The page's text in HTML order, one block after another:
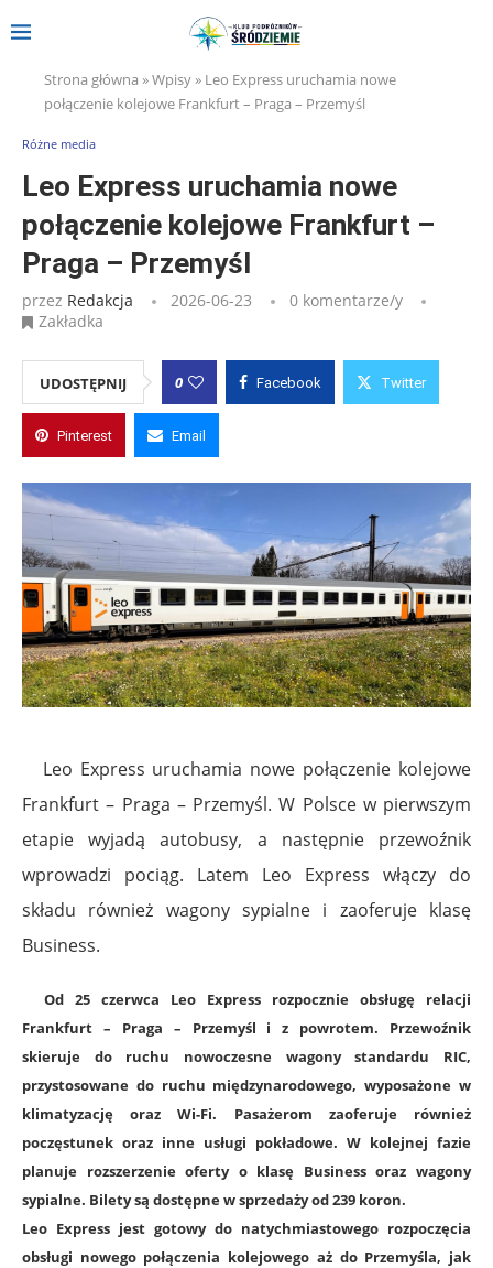
Strona główna »Wpisy» Leo Express uruchamia nowe
połączenie kolejowe Frankfurt – Praga – Przemyśl
Różne media
Leo Express uruchamia nowe
połączenie kolejowe Frankfurt –
Praga – Przemyśl
przez Redakcja 2026-06-23
0 komentarze/y
Zakładka
UDOSTĘPNIJ 0 Facebook Twitter
Pinterest Email
Leo Express uruchamia nowe połączenie kolejowe
Frankfurt – Praga – Przemyśl. W Polsce w pierwszym
etapie wyjadą autobusy, a następnie przewoźnik
wprowadzi pociąg. Latem Leo Express włączy do
składu również wagony sypialne i zaoferuje klasę
Business.
Od 25 czerwca Leo Express rozpocznie obsługę relacji
Frankfurt – Praga – Przemyśl i z powrotem. Przewoźnik
skieruje do ruchu nowoczesne wagony standardu RIC,
przystosowane do ruchu międzynarodowego, wyposażone w
klimatyzację oraz Wi-Fi. Pasażerom zaoferuje również
poczęstunek oraz inne usługi pokładowe. W kolejnej fazie
planuje rozszerzenie oferty o klasę Business oraz wagony
sypialne. Bilety są dostępne w sprzedaży od 239 koron.
Leo Express jest gotowy do natychmiastowego rozpoczęcia
obsługi nowego połączenia kolejowego aż do Przemyśla, jak